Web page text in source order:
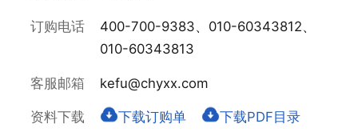
订购电话
400-700-9383、010-60343812、
010-60343813
客服邮箱 kefu@chyxx.com
资料下载 下载订购单 下载PDF目录